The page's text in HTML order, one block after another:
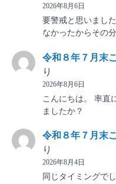
2026年8月6日
要警戒と思いまし
なかったからその
令和８年７月末
り
2026年8月6日
こんにちは。 率直
ましたか？
令和８年７月末
り
2026年8月4日
同じタイミングで